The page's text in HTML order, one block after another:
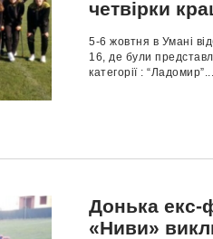
четвірки
5-6 жовтня в Умані
16, де були
категорії : “Ладомир”...
Донька екс-
«Ниви»